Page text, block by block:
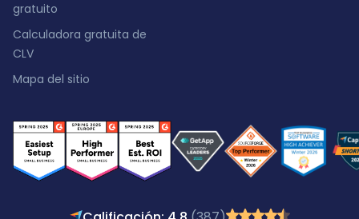
gratuito
Calculadora gratuita de
CLV
Mapa del sitio